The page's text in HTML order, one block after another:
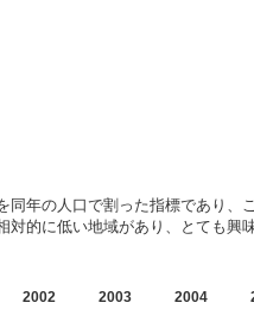
同年の人口で割った指標であり
対的に低い地域があり、とても
2002 2003 2004